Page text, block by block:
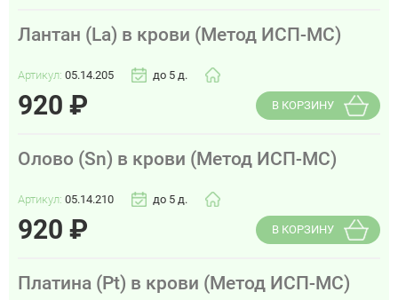
Лантан (La) в крови (Метод ИСП-МС)
Артикул: 05.14.205 до 5 д.
920 ₽ В КОРЗИНУ
Олово (Sn) в крови (Метод ИСП-МС)
Артикул: 05.14.210 до 5 д.
920 ₽ В КОРЗИНУ
Платина (Pt) в крови (Метод ИСП-МС)